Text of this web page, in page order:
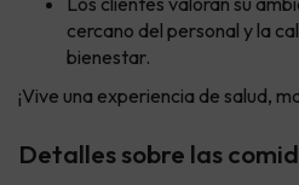
cercano del personal y la
bienestar.
¡Vive una experiencia de salud,
Detalles sobre las